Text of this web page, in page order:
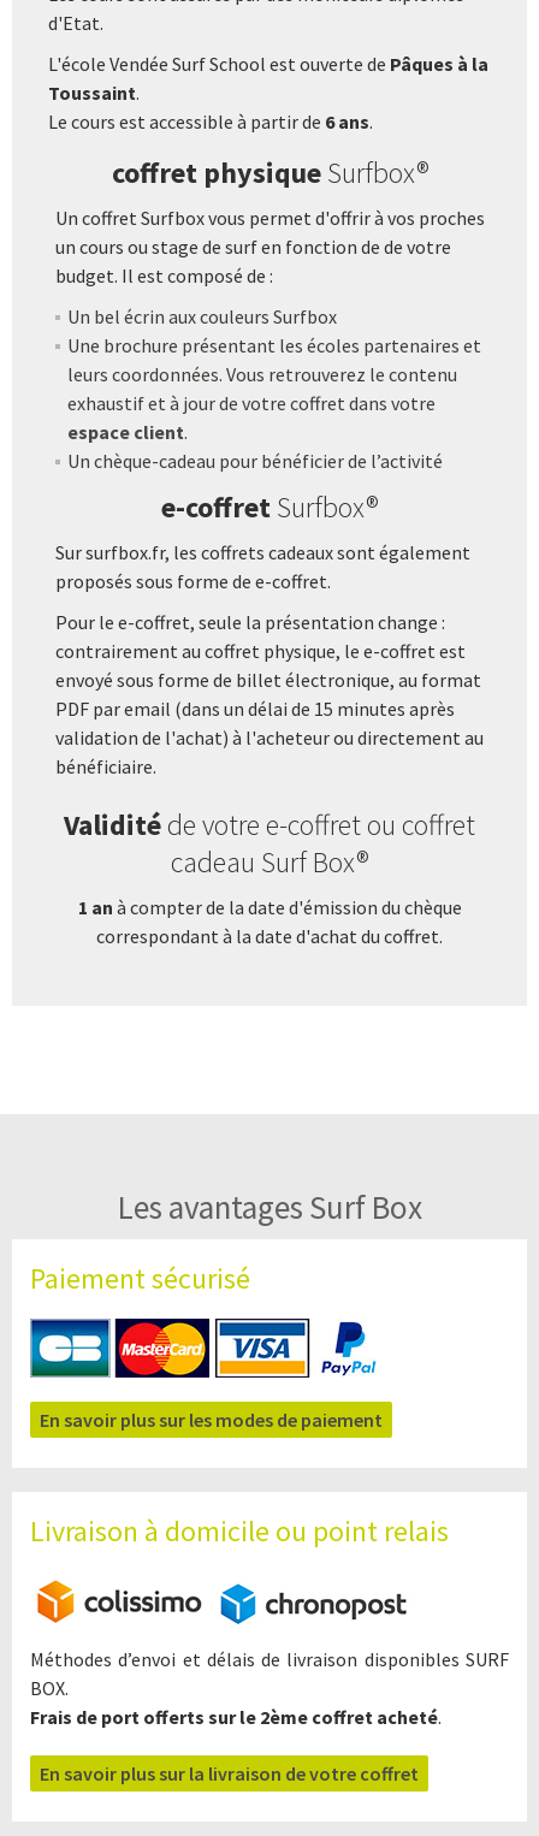
d'Etat.
L'école Vendée Surf School est ouverte de Pâques à la
Toussaint.
Le cours est accessible à partir de 6 ans.
coffret physiqueSurfbox®
Un coffret Surfbox vous permet d'offrir à vos proches
un cours ou stage de surf en fonction de de votre
budget. Il est composé de :
Un bel écrin aux couleurs Surfbox
Une brochure présentant les écoles partenaires et
leurs coordonnées. Vous retrouverez le contenu
exhaustif et à jour de votre coffret dans votre
espace client.
Un chèque-cadeau pour bénéficier de l’activité
e-coffretSurfbox®
Sur surfbox.fr, les coffrets cadeaux sont également
proposés sous forme de e-coffret.
Pour le e-coffret, seule la présentation change :
contrairement au coffret physique, le e-coffret est
envoyé sous forme de billet électronique, au format
PDF par email (dans un délai de 15 minutes après
validation de l'achat) à l'acheteur ou directement au
bénéficiaire.
Validitéde votre e-coffret ou coffret
cadeau Surf Box®
1 an à compter de la date d'émission du chèque
correspondant à la date d'achat du coffret.
Les avantages Surf Box
Paiement sécurisé
En savoir plus sur les modes de paiement
Livraison à domicile ou point relais
Méthodes d’envoi et délais de livraison disponibles SURF
BOX.
Frais de port offerts sur le 2ème coffret acheté.
En savoir plus sur la livraison de votre coffret